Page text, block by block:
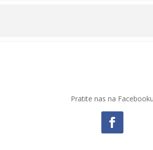
Pratite nas na Facebooku